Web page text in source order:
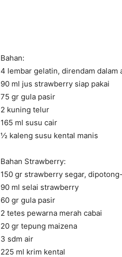
Bahan:
4 lembar gelatin, direndam dalam
90 ml jus strawberry siap pakai
75 gr gula pasir
2 kuning telur
165 ml susu cair
½ kaleng susu kental manis
Bahan Strawberry:
150 gr strawberry segar,
90 ml selai strawberry
60 gr gula pasir
2 tetes pewarna merah cabai
20 gr tepung maizena
3 sdm air
225 ml krim kental